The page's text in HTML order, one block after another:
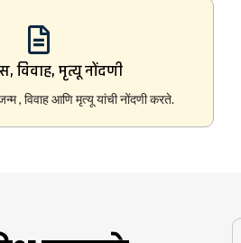
विवाह, मृत्यू नोंदणी
, विवाह आणि मृत्यू यांची नोंदणी करते.